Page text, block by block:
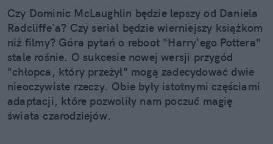
Czy Dominic McLaughlin będzie lepszy od Daniela
Radcliffe'a? Czy serial będzie wierniejszy książkom
niż filmy? Góra pytań o reboot "Harry'ego Pottera"
stale rośnie. O sukcesie nowej wersji przygód
"chłopca, który przeżył" mogą zadecydować dwie
nieoczywiste rzeczy. Obie były istotnymi częściami
adaptacji, które pozwoliły nam poczuć magię
świata czarodziejów.